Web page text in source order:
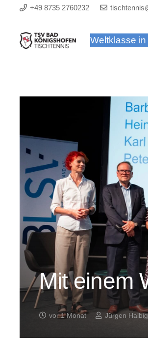
+49 8735 2760232
Weltklasse
Mit einem
vor 1 Monat Jürgen Halbig